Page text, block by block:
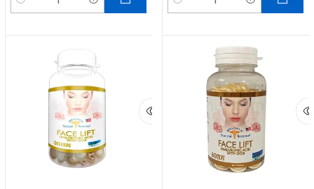
Cantidad Cantidad